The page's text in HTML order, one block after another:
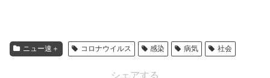
ニュー速＋ コロナウイルス 感染 病気 社会
シェアする